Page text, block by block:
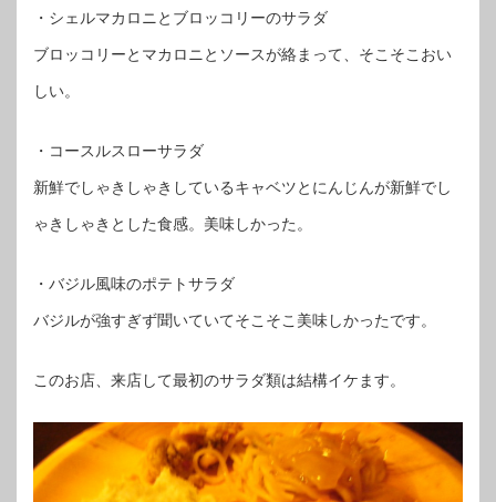
・シェルマカロニとブロッコリーのサラダ
ブロッコリーとマカロニとソースが絡まって、そこそこおい
しい。
・コースルスローサラダ
新鮮でしゃきしゃきしているキャベツとにんじんが新鮮でし
ゃきしゃきとした食感。美味しかった。
・バジル風味のポテトサラダ
バジルが強すぎず聞いていてそこそこ美味しかったです。
このお店、来店して最初のサラダ類は結構イケます。